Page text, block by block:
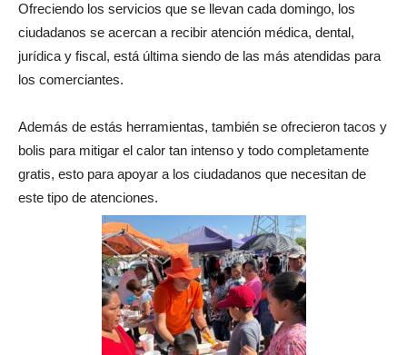
Ofreciendo los servicios que se llevan cada domingo, los
ciudadanos se acercan a recibir atención médica, dental,
jurídica y fiscal, está última siendo de las más atendidas para
los comerciantes.
Además de estás herramientas, también se ofrecieron tacos y
bolis para mitigar el calor tan intenso y todo completamente
gratis, esto para apoyar a los ciudadanos que necesitan de
este tipo de atenciones.